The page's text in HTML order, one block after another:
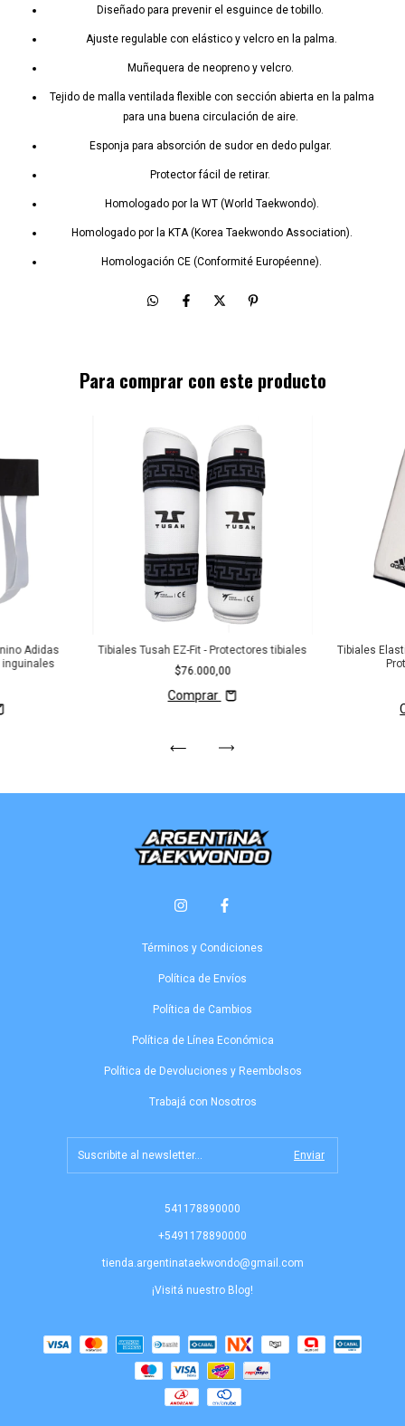
Diseñado para prevenir el esguince de tobillo.
Ajuste regulable con elástico y velcro en la palma.
Muñequera de neopreno y velcro.
Tejido de malla ventilada flexible con sección abierta en la palma
para una buena circulación de aire.
Esponja para absorción de sudor en dedo pulgar.
Protector fácil de retirar.
Homologado por la WT (World Taekwondo).
Homologado por la KTA (Korea Taekwondo Association).
Homologación CE (Conformité Européenne).
Para comprar con este producto
Adidas
inguinales
Tibiales Tusah EZ-Fit - Protectores tibiales
$76.000,00
Comprar
Tibiales
Términos y Condiciones
Política de Envíos
Política de Cambios
Política de Línea Económica
Política de Devoluciones y Reembolsos
Trabajá con Nosotros
541178890000
+5491178890000
tienda.argentinataekwondo@gmail.com
¡Visitá nuestro Blog!